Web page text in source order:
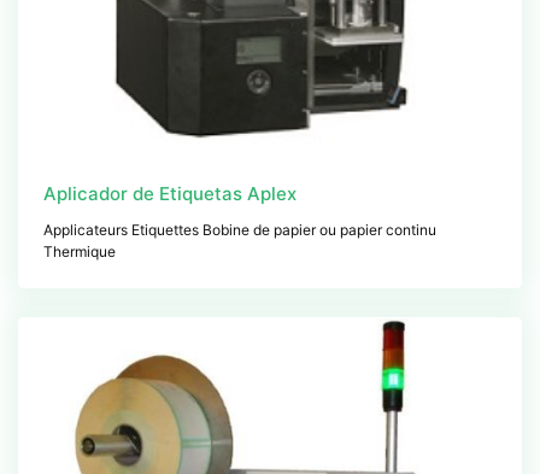
Aplicador de Etiquetas Aplex
Applicateurs Etiquettes Bobine de papier ou papier continu
Thermique